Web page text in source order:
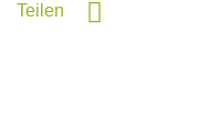
Teilen